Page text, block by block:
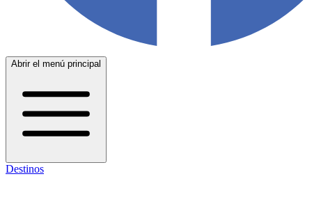
Abrir el menú principal
Destinos